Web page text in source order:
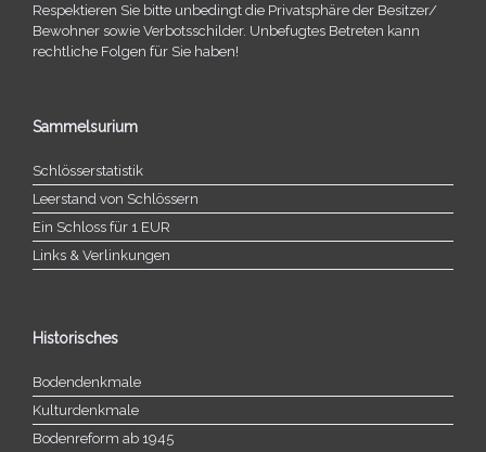
Respektieren Sie bitte unbe­dingt die Privatsphäre der Besitzer/​
Bewohner sowie Verbotsschilder. Unbefugtes Betreten kann
recht­li­che Folgen für Sie haben!
Sammelsurium
Schlösserstatistik
Leerstand von Schlössern
Ein Schloss für 1 EUR
Links & Verlinkungen
Historisches
Bodendenkmale
Kulturdenkmale
Bodenreform ab 1945